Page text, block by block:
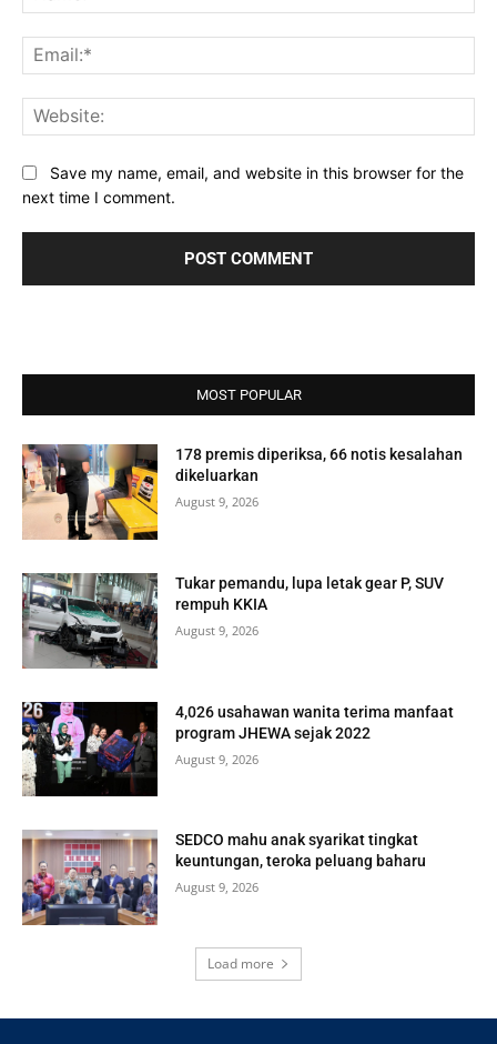
Save my name, email, and website in this browser for the
next time I comment.
MOST POPULAR
178 premis diperiksa, 66 notis kesalahan
dikeluarkan
August 9, 2026
Tukar pemandu, lupa letak gear P, SUV
rempuh KKIA
August 9, 2026
4,026 usahawan wanita terima manfaat
program JHEWA sejak 2022
August 9, 2026
SEDCO mahu anak syarikat tingkat
keuntungan, teroka peluang baharu
August 9, 2026
Load more